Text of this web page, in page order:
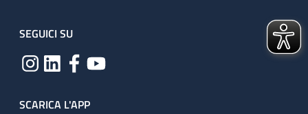
SEGUICI SU
SCARICA L'APP